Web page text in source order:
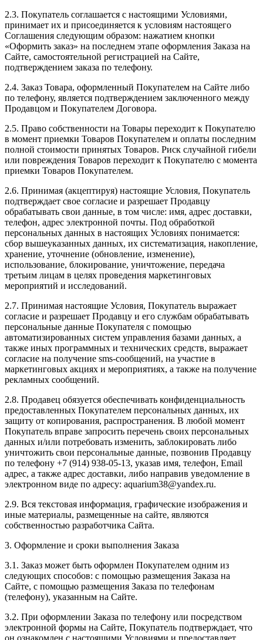
2.3. Покупатель соглашается с настоящими Условиями,
принимает их и присоединяется к условиям настоящего
Соглашения следующим образом: нажатием кнопки
«Оформить заказ» на последнем этапе оформления Заказа на
Сайте, самостоятельной регистрацией на Сайте,
подтверждением заказа по телефону.
2.4. Заказ Товара, оформленный Покупателем на Сайте либо
по телефону, является подтверждением заключенного между
Продавцом и Покупателем Договора.
2.5. Право собственности на Товары переходит к Покупателю
в момент приемки Товаров Покупателем и оплаты последним
полной стоимости принятых Товаров. Риск случайной гибели
или повреждения Товаров переходит к Покупателю с момента
приемки Товаров Покупателем.
2.6. Принимая (акцептируя) настоящие Условия, Покупатель
подтверждает свое согласие и разрешает Продавцу
обрабатывать свои данные, в том числе: имя, адрес доставки,
телефон, адрес электронной почты. Под обработкой
персональных данных в настоящих Условиях понимается:
сбор вышеуказанных данных, их систематизация, накопление,
хранение, уточнение (обновление, изменение),
использование, блокирование, уничтожение, передача
третьим лицам в целях проведения маркетинговых
мероприятий и исследований.
2.7. Принимая настоящие Условия, Покупатель выражает
согласие и разрешает Продавцу и его службам обрабатывать
персональные данные Покупателя с помощью
автоматизированных систем управления базами данных, а
также иных программных и технических средств, выражает
согласие на получение sms-сообщений, на участие в
маркетинговых акциях и мероприятиях, а также на получение
рекламных сообщений.
2.8. Продавец обязуется обеспечивать конфиденциальность
предоставленных Покупателем персональных данных, их
защиту от копирования, распространения. В любой момент
Покупатель вправе запросить перечень своих персональных
данных и/или потребовать изменить, заблокировать либо
уничтожить свои персональные данные, позвонив Продавцу
по телефону +7 (914) 938-05-13, указав имя, телефон, Email
адрес, а также адрес доставки, либо направив уведомление в
электронном виде по адресу: aquarium38@yandex.ru.
2.9. Вся текстовая информация, графические изображения и
иные материалы, размещенные на сайте, являются
собственностью разработчика Сайта.
3. Оформление и сроки выполнения Заказа
3.1. Заказ может быть оформлен Покупателем одним из
следующих способов: с помощью размещения Заказа на
Сайте, с помощью размещения Заказа по телефонам
(телефону), указанным на Сайте.
3.2. При оформлении Заказа по телефону или посредством
электронной формы на Сайте, Покупатель подтверждает, что
он ознакомлен с настоящими Условиями и предоставляет